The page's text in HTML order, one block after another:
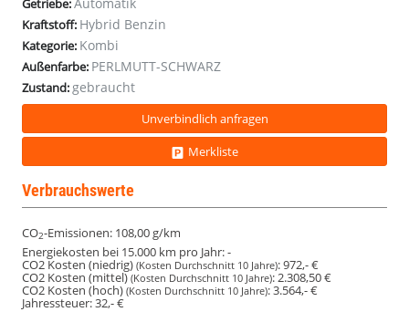
Kam
16Z
Kam
16Z
Kam
16Z
Kam
16Z
Kam
16Z
Kam
16Z
Kam
16Z
Kam
16Z
Kam
16Z
Getriebe:
Kraftstoff: Hybrid Benzin
Kategorie: Kombi
Außenfarbe: PERLMUTT-SCHWARZ
Zustand: gebraucht
Unverbindlich anfragen
Merkliste
Verbrauchswerte
CO2-Emissionen: 108,00 g/km
Energiekosten bei 15.000 km pro Jahr:-
CO2 Kosten (niedrig) (Kosten Durchschnitt 10 Jahre):972,- €
CO2 Kosten (mittel)(Kosten Durchschnitt 10 Jahre):2.308,50 €
CO2 Kosten (hoch) (Kosten Durchschnitt 10 Jahre):3.564,- €
Jahressteuer:32,- €